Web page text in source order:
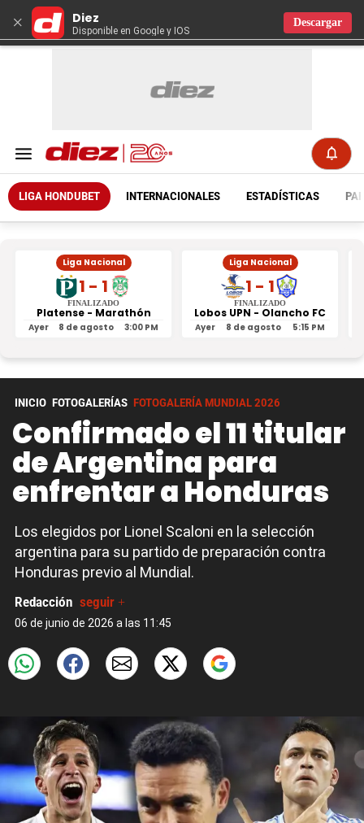
× Diez
Disponible en Google y IOS
Descargar
LIGA HONDUBET INTERNACIONALES ESTADÍSTICAS
Liga Nacional
1 - 1
FINALIZADO
Platense - Marathón
Ayer 8 de agosto 3:00 PM
Liga Nacional
1 - 1
FINALIZADO
Lobos UPN - Olancho FC
Ayer 8 de agosto 5:15 PM
INICIO FOTOGALERÍAS FOTOGALERÍA MUNDIAL 2026
Confirmado el 11 titular
de Argentina para
enfrentar a Honduras
Los elegidos por Lionel Scaloni en la selección
argentina para su partido de preparación contra
Honduras previo al Mundial.
Redacción seguir +
06 de junio de 2026 a las 11:45